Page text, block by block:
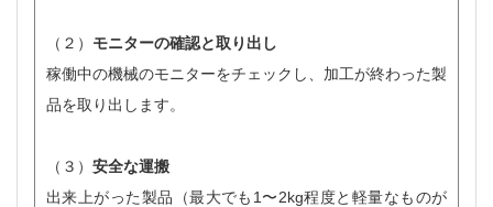
（２） モニターの確認と取り出し
稼働中の機械のモニターをチェックし、加工が終わった製
品を取り出します。
（３） 安全な運搬
出来上がった製品（最大でも1〜2kg程度と軽量なものが